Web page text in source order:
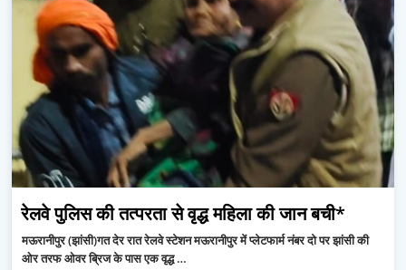
रेलवे पुलिस की तत्परता से वृद्ध महिला की जान बची*
मऊरानीपुर (झांसी)गत देर रात रेलवे स्टेशन मऊरानीपुर में प्लेटफार्म नंबर दो पर झांसी की
ओर तरफ ओवर ब्रिज के पास एक वृद्ध …